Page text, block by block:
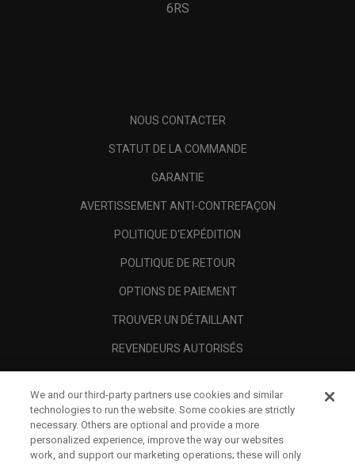
6RS
NOUS CONTACTER
STATUT DE LA COMMANDE
GARANTIE
AVERTISSEMENT ANTI-CONTREFAÇON
POLITIQUE D'EXPÉDITION
POLITIQUE DE RETOUR
OPTIONS DE PAIEMENT
TROUVER UN DÉTAILLANT
REVENDEURS AUTORISÉS
A PROPOS
MENTIONS LÉGALES
We and our third-party partners use cookies and similar
technologies to run the website. Some cookies are strictly
necessary. Others are optional and provide a more
personalized experience, improve the way our websites
work, and support our marketing operations; these will only